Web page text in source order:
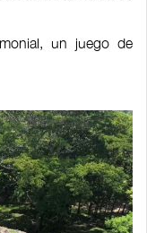
un juego de